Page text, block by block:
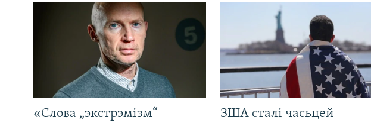
«Слова „экстрэмізм“
ЗША сталі часьцей